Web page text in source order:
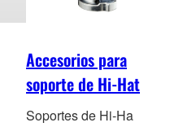
Accesorios para
soporte de Hi-Hat
Soportes de Hi-Ha